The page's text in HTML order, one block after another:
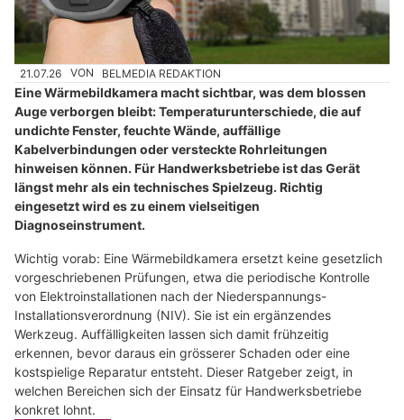
21.07.26 VON BELMEDIA REDAKTION
Eine Wärmebildkamera macht sichtbar, was dem blossen
Auge verborgen bleibt: Temperaturunterschiede, die auf
undichte Fenster, feuchte Wände, auffällige
Kabelverbindungen oder versteckte Rohrleitungen
hinweisen können. Für Handwerksbetriebe ist das Gerät
längst mehr als ein technisches Spielzeug. Richtig
eingesetzt wird es zu einem vielseitigen
Diagnoseinstrument.
Wichtig vorab: Eine Wärmebildkamera ersetzt keine gesetzlich
vorgeschriebenen Prüfungen, etwa die periodische Kontrolle
von Elektroinstallationen nach der Niederspannungs-
Installationsverordnung (NIV). Sie ist ein ergänzendes
Werkzeug. Auffälligkeiten lassen sich damit frühzeitig
erkennen, bevor daraus ein grösserer Schaden oder eine
kostspielige Reparatur entsteht. Dieser Ratgeber zeigt, in
welchen Bereichen sich der Einsatz für Handwerksbetriebe
konkret lohnt.